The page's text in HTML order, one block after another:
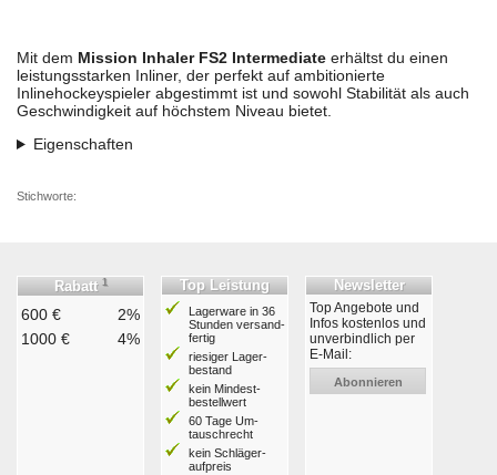
Mit dem Mission Inhaler FS2 Intermediate erhältst du einen
leistungsstarken Inliner, der perfekt auf ambitionierte
Inlinehockeyspieler abgestimmt ist und sowohl Stabilität als auch
Geschwindigkeit auf höchstem Niveau bietet.
Eigenschaften
Stichworte:
Rabatt 1
600 €
2%
1000 €
4%
Top Leistung
Lagerware in 36
Stunden ver­sand­
fertig
riesiger Lager­
bestand
kein Mindest­
bestell­wert
60 Tage Um­
tausch­recht
kein Schläger­
aufpreis
Newsletter
Top Angebote und
Infos kostenlos und
unverbindlich per
E-Mail:
Abonnieren